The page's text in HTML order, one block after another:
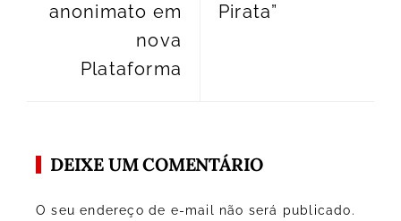
anonimato em
nova
Plataforma
Pirata”
DEIXE UM COMENTÁRIO
O seu endereço de e-mail não será publicado.